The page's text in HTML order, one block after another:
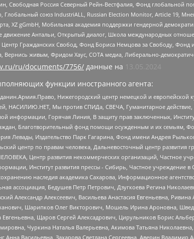
Свободная Россия Северный Рейн-Вестфалия, Фонд глобальной
Глобальный союз IndustriALL, Russian Election Monitor, Article 19,
XZ gGmbH, Мобильная академия поддержки гендерной
Антальи, Открытый диалог, Школа международных
Гражданских Свобод, Фонд Бориса Немцова за Свободу, Фонд
Вернись живым, Фридом Хаус, СОТА медиа, Либерально-
ru/documents/7756/ данные на
13.05.2024
функции иностранного агента:
Нижегородский центр немецкой и
НАСИЛИЮ.НЕТ, Мы против СПИДа, СВЕЧА, Гуманитарное
информации, Горячая Линия, В защиту прав заключенных,
Благотворительный фонд помощи осужденным и их семьям,
Левады, Издательство Парк Гагарина, Фонд имени Андрея
центр по правам человека, Дальневосточный центр
Центр развития некоммерческих организаций, Частное
Институт развития прессы - Сибирь, Частное учреждение
наследия академика Сахарова, Информационное
ассоциация, Бедушев Петр Петрович, Дзугкоева Регина
Александр Алексеевич, Васильева Анастасия Евгеньевна,
Шарипков Олег Викторович, Мошель Ирина Ароновна,
Щаров Сергей Алексадрович, Цирульников Борис
Чуркина Наталья Валерьевна, Акимова Татьяна
Васильевна, Захарова Светлана Сергеевна, Аверин